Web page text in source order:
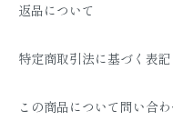
返品について
特定商取引法に基づく表記
この商品について問い合わ